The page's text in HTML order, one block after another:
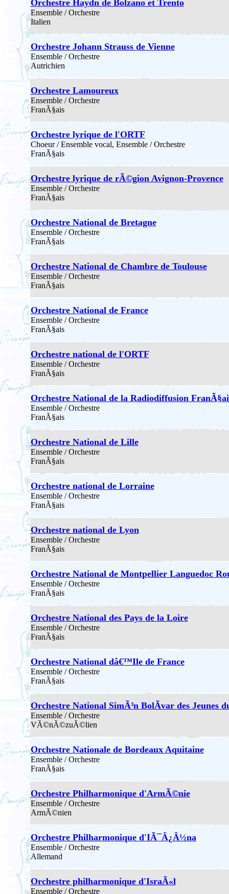
Orchestre Haydn de Bolzano et Trento
Ensemble / Orchestre
Italien
Orchestre Johann Strauss de Vienne
Ensemble / Orchestre
Autrichien
Orchestre Lamoureux
Ensemble / Orchestre
FranÃ§ais
Orchestre lyrique de l'ORTF
Choeur / Ensemble vocal, Ensemble / Orchestre
FranÃ§ais
Orchestre lyrique de rÃ©gion Avignon-Provence
Ensemble / Orchestre
FranÃ§ais
Orchestre National de Bretagne
Ensemble / Orchestre
FranÃ§ais
Orchestre National de Chambre de Toulouse
Ensemble / Orchestre
FranÃ§ais
Orchestre National de France
Ensemble / Orchestre
FranÃ§ais
Orchestre national de l'ORTF
Ensemble / Orchestre
FranÃ§ais
Orchestre National de la Radiodiffusion
Ensemble / Orchestre
FranÃ§ais
Orchestre National de Lille
Ensemble / Orchestre
FranÃ§ais
Orchestre national de Lorraine
Ensemble / Orchestre
FranÃ§ais
Orchestre national de Lyon
Ensemble / Orchestre
FranÃ§ais
Orchestre National de Montpellier Languedoc
Ensemble / Orchestre
FranÃ§ais
Orchestre National des Pays de la Loire
Ensemble / Orchestre
FranÃ§ais
Orchestre National dâ€™Ile de France
Ensemble / Orchestre
FranÃ§ais
Orchestre National SimÃ³n BolÃ­var des Jeunes
Ensemble / Orchestre
VÃ©nÃ©zuÃ©lien
Orchestre Nationale de Bordeaux Aquitaine
Ensemble / Orchestre
FranÃ§ais
Orchestre Philharmonique d'ArmÃ©nie
Ensemble / Orchestre
ArmÃ©nien
Orchestre Philharmonique d'IÃ¯Â¿Â½na
Ensemble / Orchestre
Allemand
Orchestre philharmonique d'IsraÃ«l
Ensemble / Orchestre